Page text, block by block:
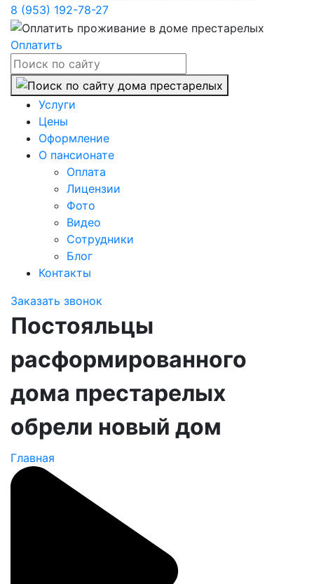
8 (953) 192-78-27
Оплатить
Услуги
Цены
Оформление
О пансионате
Оплата
Лицензии
Фото
Видео
Сотрудники
Блог
Контакты
Заказать звонок
Постояльцы
расформированного
дома престарелых
обрели новый дом
Главная